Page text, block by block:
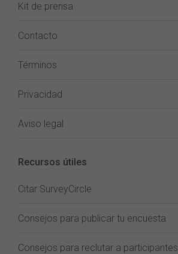
Kit de prensa
Contacto
Términos
Privacidad
Aviso legal
Recursos útiles
Citar SurveyCircle
Consejos para publicar tu encuesta
Consejos para reclutar a participantes